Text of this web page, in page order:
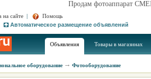
Продам фотоаппарат
на сайте |
Помощь
Автоматическое размещение объявлений
Объявления Товары в магазинах
оборудование Фотооборудование